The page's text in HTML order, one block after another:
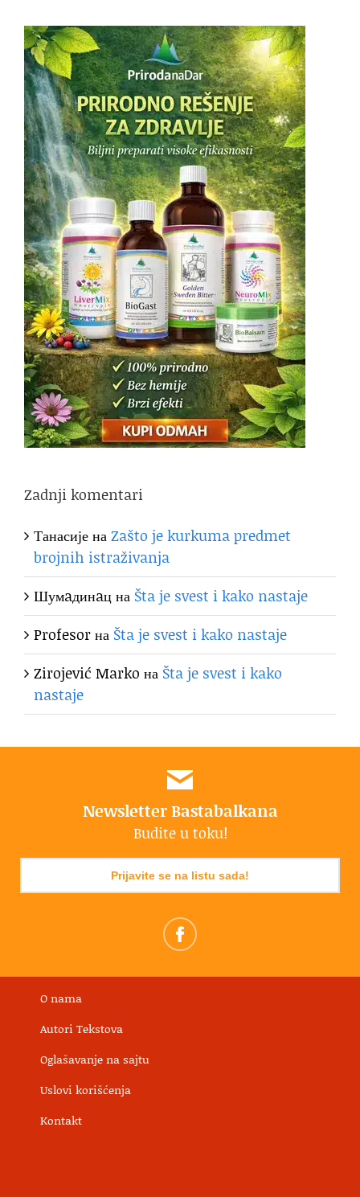
Zadnji komentari
ТанасијенаZašto je kurkuma predmet
brojnih istraživanja
Шумaдинaцна Šta je svest i kako nastaje
Profesorна Šta je svest i kako nastaje
Zirojević Marko на Šta je svest i kako
nastaje
Newsletter Bastabalkana
Budite u toku!
Prijavite se na listu sada!
O nama
Autori Tekstova
Oglašavanje na sajtu
Uslovi korišćenja
Kontakt